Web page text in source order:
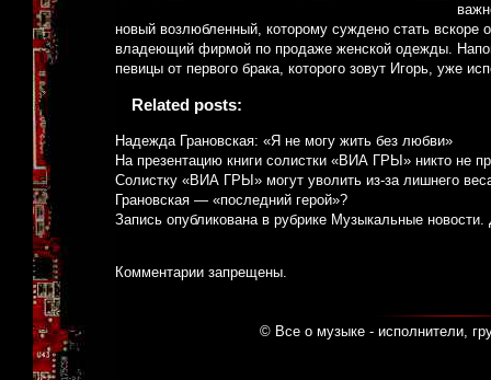
новый возлюбленный, которому суждено стать
владеющий фирмой по продаже женской одежды.
певицы от первого брака, которого зовут Игорь, уже
Related posts:
Надежда Грановская: «Я не могу жить без любви»
На презентацию книги солистки «ВИА ГРЫ» никто не
Солистку «ВИА ГРЫ» могут уволить из-за лишнего
Грановская — «последний герой»?
Запись опубликована в рубрике Музыкальные новости.
Комментарии запрещены.
© Все о музыке - исполнители,